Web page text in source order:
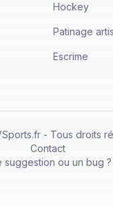
Hockey
Patinage
Escrime
- Tous droits
Contact
suggestion ou un bug ?